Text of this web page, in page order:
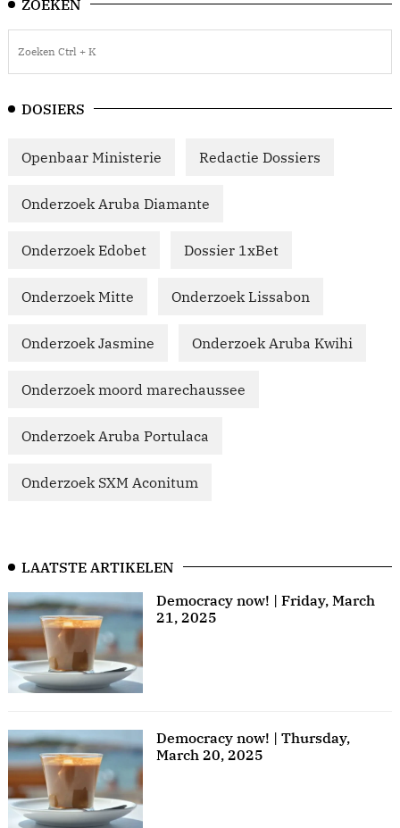
ZOEKEN
DOSIERS
Openbaar Ministerie Redactie Dossiers
Onderzoek Aruba Diamante
Onderzoek Edobet Dossier 1xBet
Onderzoek Mitte Onderzoek Lissabon
Onderzoek Jasmine Onderzoek Aruba Kwihi
Onderzoek moord marechaussee
Onderzoek Aruba Portulaca
Onderzoek SXM Aconitum
LAATSTE ARTIKELEN
Democracy now! | Friday, March
21, 2025
Democracy now! | Thursday,
March 20, 2025